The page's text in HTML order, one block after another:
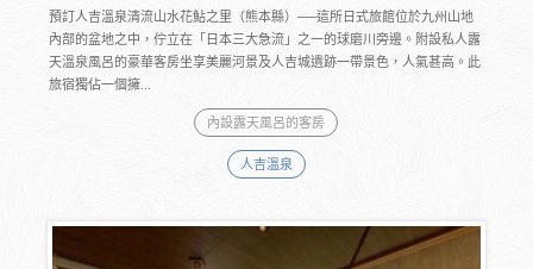
預訂人吉溫泉清流山水花鮎之里（熊本縣）──這所日式旅館位於九州山地
內部的盆地之中，佇立在「日本三大急流」之一的球磨川旁邊。附設私人露
天溫泉風呂的豪華客房坐享美麗河景及人吉城遺跡一帶景色，人氣甚高。此
旅宿獨佔一個擁...
內設露天風呂的客房
人吉溫泉